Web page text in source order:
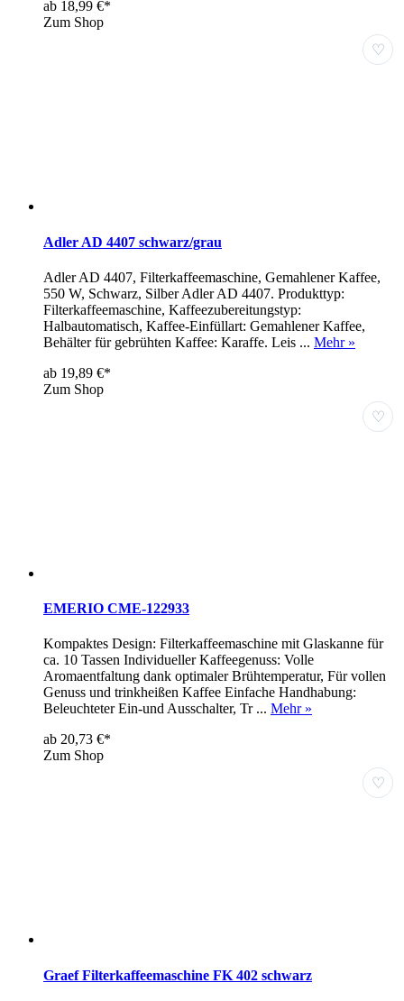
ab 18,99 €*
Zum Shop
♡
Adler AD 4407 schwarz/grau
Adler AD 4407, Filterkaffeemaschine, Gemahlener Kaffee,
550 W, Schwarz, Silber Adler AD 4407. Produkttyp:
Filterkaffeemaschine, Kaffeezubereitungstyp:
Halbautomatisch, Kaffee-Einfüllart: Gemahlener Kaffee,
Behälter für gebrühten Kaffee: Karaffe. Leis ... Mehr »
ab 19,89 €*
Zum Shop
♡
EMERIO CME-122933
Kompaktes Design: Filterkaffeemaschine mit Glaskanne für
ca. 10 Tassen Individueller Kaffeegenuss: Volle
Aromaentfaltung dank optimaler Brühtemperatur, Für vollen
Genuss und trinkheißen Kaffee Einfache Handhabung:
Beleuchteter Ein-und Ausschalter, Tr ... Mehr »
ab 20,73 €*
Zum Shop
♡
Graef Filterkaffeemaschine FK 402 schwarz